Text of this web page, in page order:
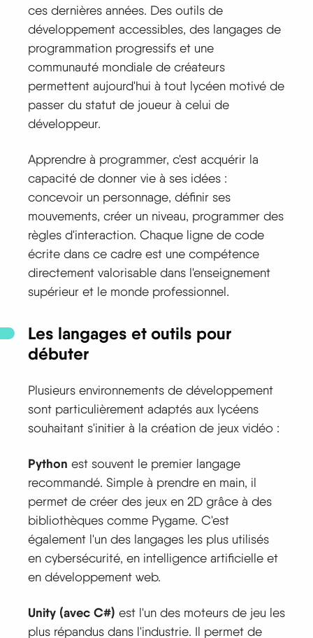
ces dernières années. Des outils de
développement accessibles, des langages de
programmation progressifs et une
communauté mondiale de créateurs
permettent aujourd'hui à tout lycéen motivé de
passer du statut de joueur à celui de
développeur.
Apprendre à programmer, c'est acquérir la
capacité de donner vie à ses idées :
concevoir un personnage, définir ses
mouvements, créer un niveau, programmer des
règles d'interaction. Chaque ligne de code
écrite dans ce cadre est une compétence
directement valorisable dans l'enseignement
supérieur et le monde professionnel.
Les langages et outils pour
débuter
Plusieurs environnements de développement
sont particulièrement adaptés aux lycéens
souhaitant s'initier à la création de jeux vidéo :
Python est souvent le premier langage
recommandé. Simple à prendre en main, il
permet de créer des jeux en 2D grâce à des
bibliothèques comme Pygame. C'est
également l'un des langages les plus utilisés
en cybersécurité, en intelligence artificielle et
en développement web.
Unity (avec C#) est l'un des moteurs de jeu les
plus répandus dans l'industrie. Il permet de